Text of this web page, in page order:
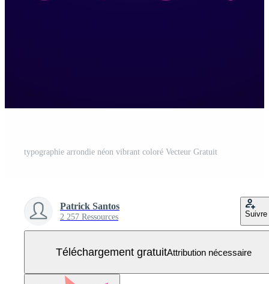
typographie arrondie néon vibrant coloré Vecteur Gratuit
Patrick Santos
2 257 Ressources Suivre
Téléchargement gratuitAttribution nécessaire